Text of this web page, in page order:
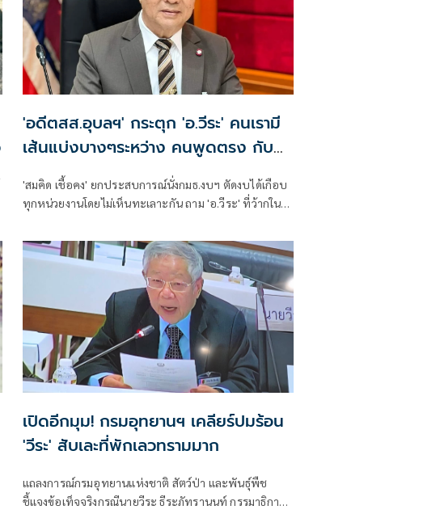
'อดีตสส.อุบลฯ' กระตุก 'อ.วีระ' คนเรามี
เส้นแบ่งบางๆระหว่าง คนพูดตรง กับ
คนมีมารยาท
'สมคิด เชื้อคง' ยกประสบการณ์นั่งกมธ.งบฯ ตัดงบได้เกือบ
ทุกหน่วยงานโดยไม่เห็นทะเลาะกัน ถาม 'อ.วีระ' ที่ว้ากในที่
เกรงอกเกรงใจถูกหรือไม่ สอนมวย คนเรามีเส้นแบ่งบางๆ
ระหว่าง คนพูดตรง กับ คนมีมารยาท
เปิดอีกมุม! กรมอุทยานฯ เคลียร์ปมร้อน
'วีระ' สับเละที่พักเลวทรามมาก
แถลงการณ์กรมอุทยานแห่งชาติ สัตว์ป่า และพันธุ์พืช
ชี้แจงข้อเท็จจริงกรณีนายวีระ ธีระภัทรานนท์ กรรมาธิการ